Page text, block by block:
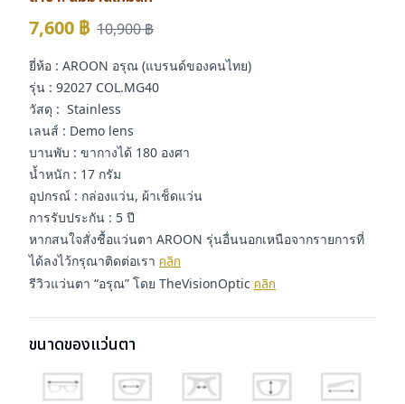
7,600 ฿ 10,900฿
ยี่ห้อ : AROON อรุณ (แบรนด์ของคนไทย)
รุ่น : 92027 COL.MG40
วัสดุ : Stainless
เลนส์ : Demo lens
บานพับ : ขากางได้ 180 องศา
น้ำหนัก : 17 กรัม
อุปกรณ์ : กล่องแว่น, ผ้าเช็ดแว่น
การรับประกัน : 5 ปี
หากสนใจสั่งชื้อแว่นตา AROON รุ่นอื่นนอกเหนือจากรายการที่
ได้ลงไว้กรุณาติดต่อเรา คลิก
รีวิวแว่นตา “อรุณ” โดย TheVisionOptic คลิก
ขนาดของแว่นตา